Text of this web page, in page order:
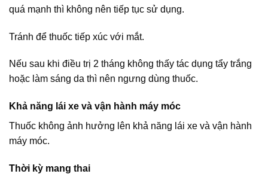
quá mạnh thì không nên tiếp tục sử dụng.
Tránh để thuốc tiếp xúc với mắt.
Nếu sau khi điều trị 2 tháng không thấy tác dụng tẩy trắng
hoặc làm sáng da thì nên ngưng dùng thuốc.
Khả năng lái xe và vận hành máy móc
Thuốc không ảnh hưởng lên khả năng lái xe và vận hành
máy móc.
Thời kỳ mang thai